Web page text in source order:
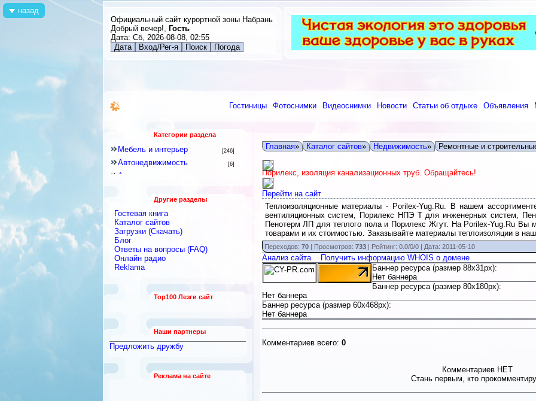
Официальный сайт курортной зоны Набрань
Добрый вечер!, Гость
Дата: Сб, 2026-08-08, 02:55
Дата
Вход/Рег-я Поиск Погода
Гостиницы Фотоснимки Видеоснимки Новости Статьи об отдыхе Объявления
Категории раздела
Мебель и интерьер [246]
Автонедвижимость [6]
Аренда квартир и комнат
Строительное оборудование
Перевозки
Посуточная аренда
Ремонтные и строительные
материалы
Строительные и ремонтные
работы
Безопасность и охрана
Бытовая техника
Другие разделы
Гостевая книга
Каталог сайтов
Загрузки (Скачать)
Блог
Ответы на вопросы (FAQ)
Онлайн радио
Reklama
Top100 Лезги сайт
Наши партнеры
Предложить дружбу
Реклама на сайте
Главная» Каталог сайтов» Недвижимость» Ремонтные и
Порилекс, изоляция канализационных труб. Обращайтесь!
Перейти на сайт
Теплоизоляционные материалы - Porilex-Yug.Ru. В нашем
вентиляционных систем, Порилекс НПЭ Т для инженерных систем,
Пенотерм ЛП для теплого пола и Порилекс Жгут. На Porilex-Yug.Ru Вы
товарами и их стоимостью. Заказывайте материалы теплоизоляции в
Переходов: 70| Просмотров: 733| Рейтинг: 0.0/0/0 | Дата: 2011-05-10
Анализ сайта
Получить информацию WHOIS о домене
Баннер ресурса (размер 88x31px):
Нет баннера
Баннер ресурса (размер 80x180px):
Нет баннера
Баннер ресурса (размер 60x468px):
Нет баннера
Комментариев всего: 0
Комментариев НЕТ
Стань первым, кто
назад